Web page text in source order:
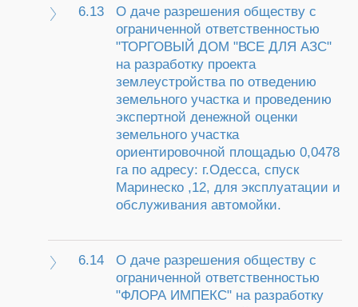
6.13
О даче разрешения обществу с
ограниченной ответственностью
"ТОРГОВЫЙ ДОМ "ВСЕ ДЛЯ АЗС"
на разработку проекта
землеустройства по отведению
земельного участка и проведению
экспертной денежной оценки
земельного участка
ориентировочной площадью 0,0478
га по адресу: г.Одесса, спуск
Маринеско ,12, для эксплуатации и
обслуживания автомойки.
6.14
О даче разрешения обществу с
ограниченной ответственностью
"ФЛОРА ИМПЕКС" на разработку